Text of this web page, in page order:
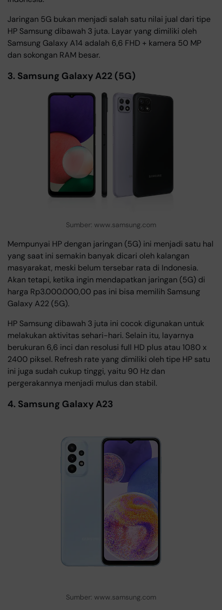
Jaringan 5G bukan menjadi salah satu nilai jual dari tipe
HP Samsung dibawah 3 juta. Layar yang dimiliki oleh
Samsung Galaxy A14 adalah 6,6 FHD + kamera 50 MP
dan sokongan RAM besar.
3. Samsung Galaxy A22 (5G)
Sumber: www.samsung.com
Mempunyai HP dengan jaringan (5G) ini menjadi satu hal
yang saat ini semakin banyak dicari oleh kalangan
masyarakat, meski belum tersebar rata di Indonesia.
Akan tetapi, ketika ingin mendapatkan jaringan (5G) di
harga Rp3.000.000,00 pas ini bisa memilih Samsung
Galaxy A22 (5G).
HP Samsung dibawah 3 juta ini cocok digunakan untuk
melakukan aktivitas sehari-hari. Selain itu, layarnya
berukuran 6,6 inci dan resolusi full HD plus atau 1080 x
2400 piksel. Refresh rate yang dimiliki oleh tipe HP satu
ini juga sudah cukup tinggi, yaitu 90 Hz dan
pergerakannya menjadi mulus dan stabil.
4. Samsung Galaxy A23
Sumber: www.samsung.com